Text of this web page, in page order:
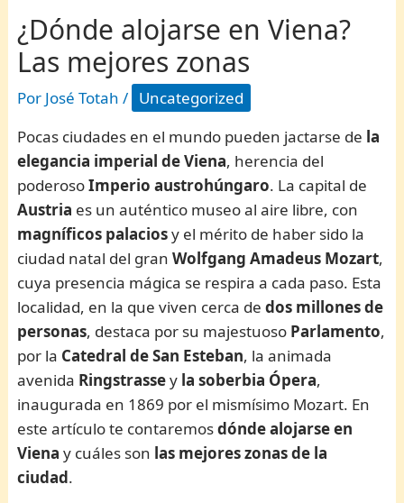
¿Dónde alojarse en Viena?
Las mejores zonas
Por José Totah/ Uncategorized
Pocas ciudades en el mundo pueden jactarse de la
elegancia imperial de Viena, herencia del
poderosoImperio austrohúngaro. La capital de
Austria es un auténtico museo al aire libre, con
magníficos palaciosy el mérito de haber sido la
ciudad natal del granWolfgang Amadeus Mozart,
cuya presencia mágica se respira a cada paso. Esta
localidad, en la que viven cerca dedos millones de
personas, destaca por su majestuoso Parlamento,
por la Catedral deSan Esteban, la animada
avenida Ringstrassey la soberbia Ópera,
inaugurada en 1869 por el mismísimo Mozart. En
este artículo te contaremosdónde alojarse en
Viena y cuáles son las mejores zonas de la
ciudad.